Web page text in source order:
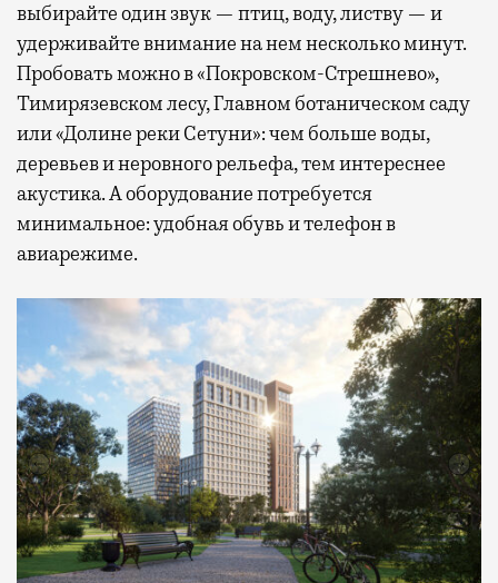
выбирайте один звук — птиц, воду, листву — и
удерживайте внимание на нем несколько минут.
Пробовать можно в «Покровском-Стрешнево»,
Тимирязевском лесу, Главном ботаническом саду
или «Долине реки Сетуни»: чем больше воды,
деревьев и неровного рельефа, тем интереснее
акустика. А оборудование потребуется
минимальное: удобная обувь и телефон в
авиарежиме.